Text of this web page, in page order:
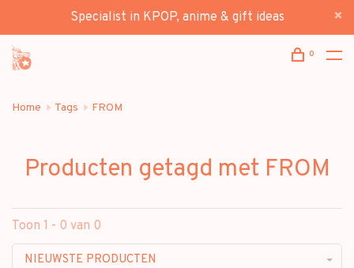
Specialist in KPOP, anime & gift ideas
0
Home Tags FROM
Producten getagd met FROM
Toon 1 - 0 van 0
NIEUWSTE PRODUCTEN